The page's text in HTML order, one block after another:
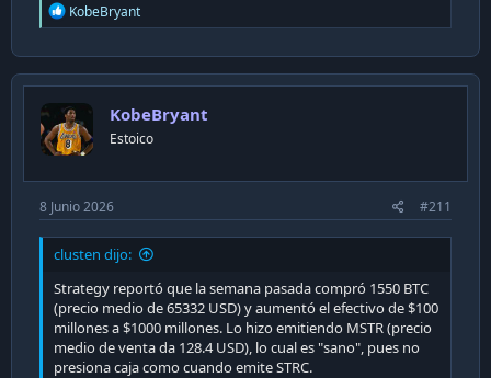
R
e
c
t
o
n
s
KobeBryant
KobeBryant
Estoico
8 Junio 2026 #211
clusten dijo:
Strategy reportó que la semana pasada compró 1550 BTC
(precio medio de 65332 USD) y aumentó el efectivo de $100
millones a $1000 millones. Lo hizo emitiendo MSTR (precio
medio de venta da 128.4 USD), lo cual es "sano", pues no
presiona caja como cuando emite STRC.